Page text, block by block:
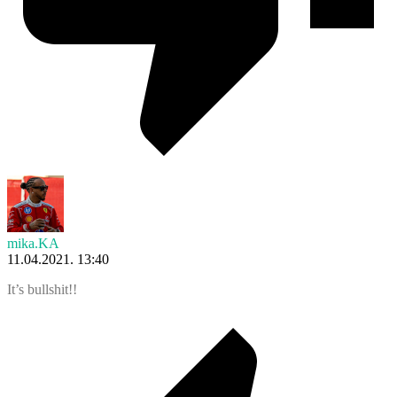
mika.KA
11.04.2021. 13:40
It’s bullshit!!